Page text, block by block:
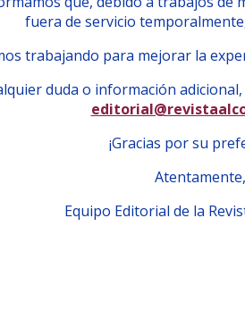
fuera de servicio
trabajando para mejorar la
duda o información
¡Gracias por su
Atentamente,
Equipo Editorial de la